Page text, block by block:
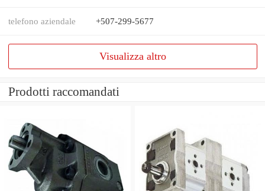
telefono aziendale +507-299-5677
Visualizza altro
Prodotti raccomandati